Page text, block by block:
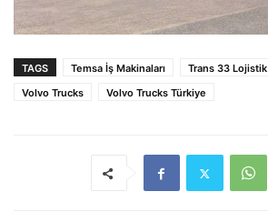
TAGS Temsa İş Makinaları Trans 33 Lojistik
Volvo Trucks
Volvo Trucks Türkiye